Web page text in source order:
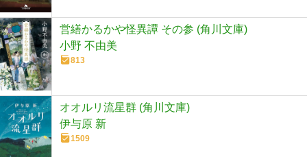
営繕かるかや怪異譚 その参 (角川文庫)
小野 不由美
813
オオルリ流星群 (角川文庫)
伊与原 新
1509